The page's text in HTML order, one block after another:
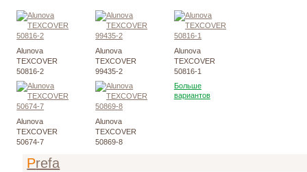
Alunova
TEXCOVER
50816-2
Alunova
TEXCOVER
99435-2
Alunova
TEXCOVER
50816-1
Alunova
TEXCOVER
50674-7
Alunova
TEXCOVER
50869-8
Больше
вариантов
Prefa